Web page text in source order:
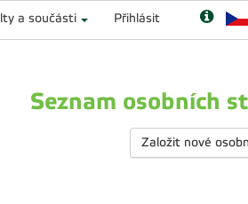
a součásti Přihlásit
Seznam osobních
Založit nové